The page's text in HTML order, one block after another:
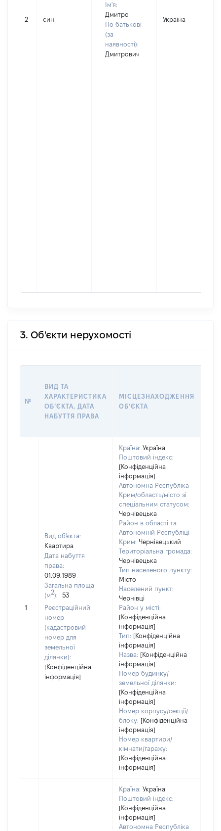
2 син
Ім'я:
Дмитро
По батькові
(за
наявності):
Дмитрович
Україна
3. Об'єкти нерухомості
№
ВИД ТА
ХАРАКТЕРИСТИКА
ОБʼЄКТА, ДАТА
НАБУТТЯ ПРАВА
МІСЦЕЗНАХОДЖЕННЯ
ОБʼЄКТА
1
Вид об'єкта:
Квартира
Дата набуття
права:
01.09.1989
Загальна площа
(м2):
53
Реєстраційний
номер
(кадастровий
номер для
земельної
ділянки):
[Конфіденційна
інформація]
Країна: Україна
Поштовий індекс:
[Конфіденційна
інформація]
Автономна Республіка
Крим/область/місто зі
спеціальним статусом:
Чернівецька
Район в області та
Автономній Республіці
Крим: Чернівецький
Територіальна громада:
Чернівецька
Тип населеного пункту:
Місто
Населений пункт:
Чернівці
Район у місті:
[Конфіденційна
інформація]
Тип: [Конфіденційна
інформація]
Назва: [Конфіденційна
інформація]
Номер будинку/
земельної ділянки:
[Конфіденційна
інформація]
Номер корпусу/секції/
блоку: [Конфіденційна
інформація]
Номер квартири/
кімнати/гаражу:
[Конфіденційна
інформація]
Країна: Україна
Поштовий індекс:
[Конфіденційна
інформація]
Автономна Республіка